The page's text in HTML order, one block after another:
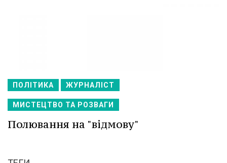
ПОЛІТИКА ЖУРНАЛІСТ
МИСТЕЦТВО ТА РОЗВАГИ
Полювання на "відмову"